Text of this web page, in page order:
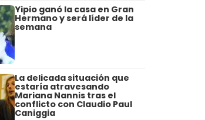
Yipio ganó la casa en Gran
Hermano y será líder de la
semana
La delicada situación que
estaría atravesando
Mariana Nannis tras el
conflicto con Claudio Paul
Caniggia